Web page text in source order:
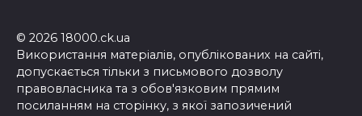
© 2026 18000.ck.ua
Використання матеріалів, опублікованих на сайті,
допускається тільки з письмового дозволу
правовласника та з обов'язковим прямим
посиланням на сторінку, з якої запозичений